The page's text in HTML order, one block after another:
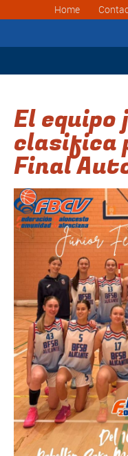
Home
El
clasifica
Final